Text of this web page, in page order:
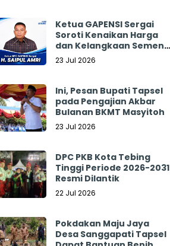
Ketua GAPENSI Sergai
Soroti Kenaikan Harga
dan Kelangkaan Semen,
Minta Pemerintah
23 Jul 2026
Ini, Pesan Bupati Tapsel
pada Pengajian Akbar
Bulanan BKMT Masyitoh
23 Jul 2026
DPC PKB Kota Tebing
Tinggi Periode 2026-2031
Resmi Dilantik
22 Jul 2026
Pokdakan Maju Jaya
Desa Sanggapati Tapsel